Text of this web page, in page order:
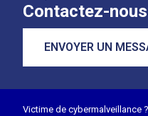
Contactez-
ENVOYER UN
Victime de cybermalveillance ?